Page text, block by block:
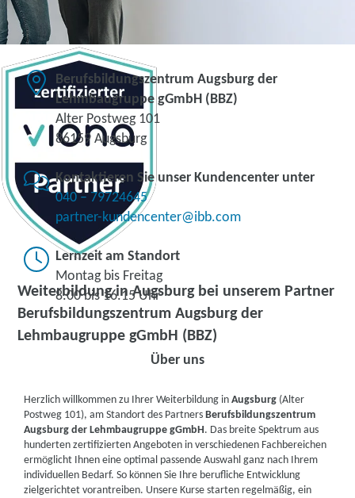
Weiterbildung in Augsburg bei unserem Partner
Berufsbildungszentrum Augsburg der
Lehmbaugruppe gGmbH (BBZ)
Berufsbildungszentrum Augsburg der
Lehmbaugruppe gGmbH (BBZ)
Alter Postweg 101
86159 Augsburg
Kontaktieren Sie unser Kundencenter unter
040 – 79724645
partner-kundencenter@ibb.com
Lernzeit am Standort
Montag bis Freitag
8.00 bis 16.15 Uhr
Über uns
Herzlich willkommen zu Ihrer Weiterbildung inAugsburg (Alter
Postweg 101), am Standort des PartnersBerufsbildungszentrum
Augsburg der Lehmbaugruppe gGmbH. Das breite Spektrum aus
hunderten zertifizierten Angeboten in verschiedenen Fachbereichen
ermöglicht Ihnen eine optimal passende Auswahl ganz nach Ihrem
individuellen Bedarf. So können Sie Ihre berufliche Entwicklung
zielgerichtet vorantreiben. Unsere Kurse starten regelmäßig, ein